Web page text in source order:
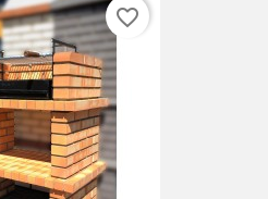
favorite_border